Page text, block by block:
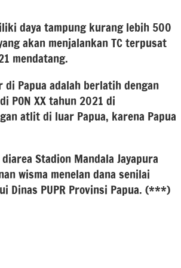
daya tampung kurang lebih 500
akan menjalankan TC terpusat
mendatang.
Papua adalah berlatih dengan
PON XX tahun 2021 di
atlit di luar Papua, karena Papua
Stadion Mandala Jayapura
wisma menelan dana senilai
Dinas PUPR Provinsi Papua. (***)